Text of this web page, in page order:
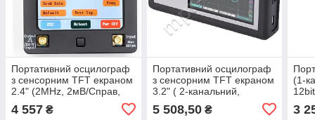
Портативний осцилограф
з сенсорним TFT екраном
2.4" (2MHz, 2мВ/Справ,
5Msp, 1 канал.) JYETECH
DSO112A
4 557 ₴
Портативний осцилограф
з сенсорним TFT екраном
3.2" ( 2-канальний,
200KHz, 12bit АЦП) D602
+ комплект щупів
5 508,50₴
(1-
3